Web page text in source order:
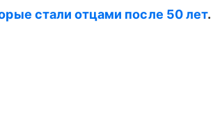
стали отцами после 50 лет.